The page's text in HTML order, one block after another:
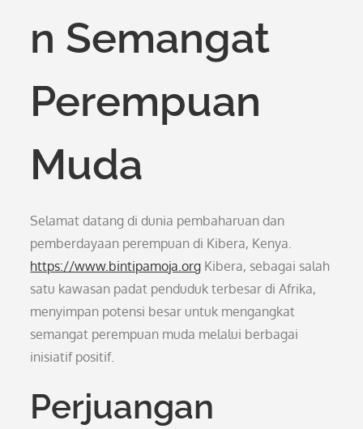
n Semangat
Perempuan
Muda
Selamat datang di dunia pembaharuan dan
pemberdayaan perempuan di Kibera, Kenya.
https://www.bintipamoja.org Kibera, sebagai salah
satu kawasan padat penduduk terbesar di Afrika,
menyimpan potensi besar untuk mengangkat
semangat perempuan muda melalui berbagai
inisiatif positif.
Perjuangan